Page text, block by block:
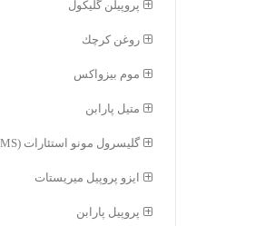
پروپيلن گلیکول
روغن كرچك
موم بيزواكس
متيل پارابن
گلیسرول مونو استئارات (GMS)
ايزو پروپيل میريستات
پروپیل پارابن